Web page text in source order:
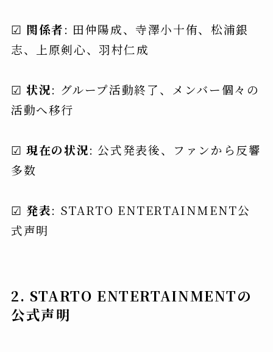
☑ 関係者: 田仲陽成、寺澤小十侑、松浦銀
志、上原剣心、羽村仁成
☑状況: グループ活動終了、メンバー個々の
活動へ移行
☑現在の状況: 公式発表後、ファンから反響
多数
☑発表: STARTO ENTERTAINMENT公
式声明
2. STARTO ENTERTAINMENTの
公式声明